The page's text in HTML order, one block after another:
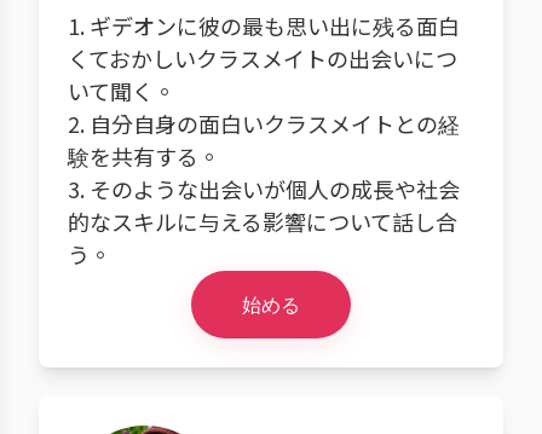
1. ギデオンに彼の最も思い出に残る面白
くておかしいクラスメイトの出会いにつ
いて聞く。
2. 自分自身の面白いクラスメイトとの経
験を共有する。
3. そのような出会いが個人の成長や社会
的なスキルに与える影響について話し合
う。
始める